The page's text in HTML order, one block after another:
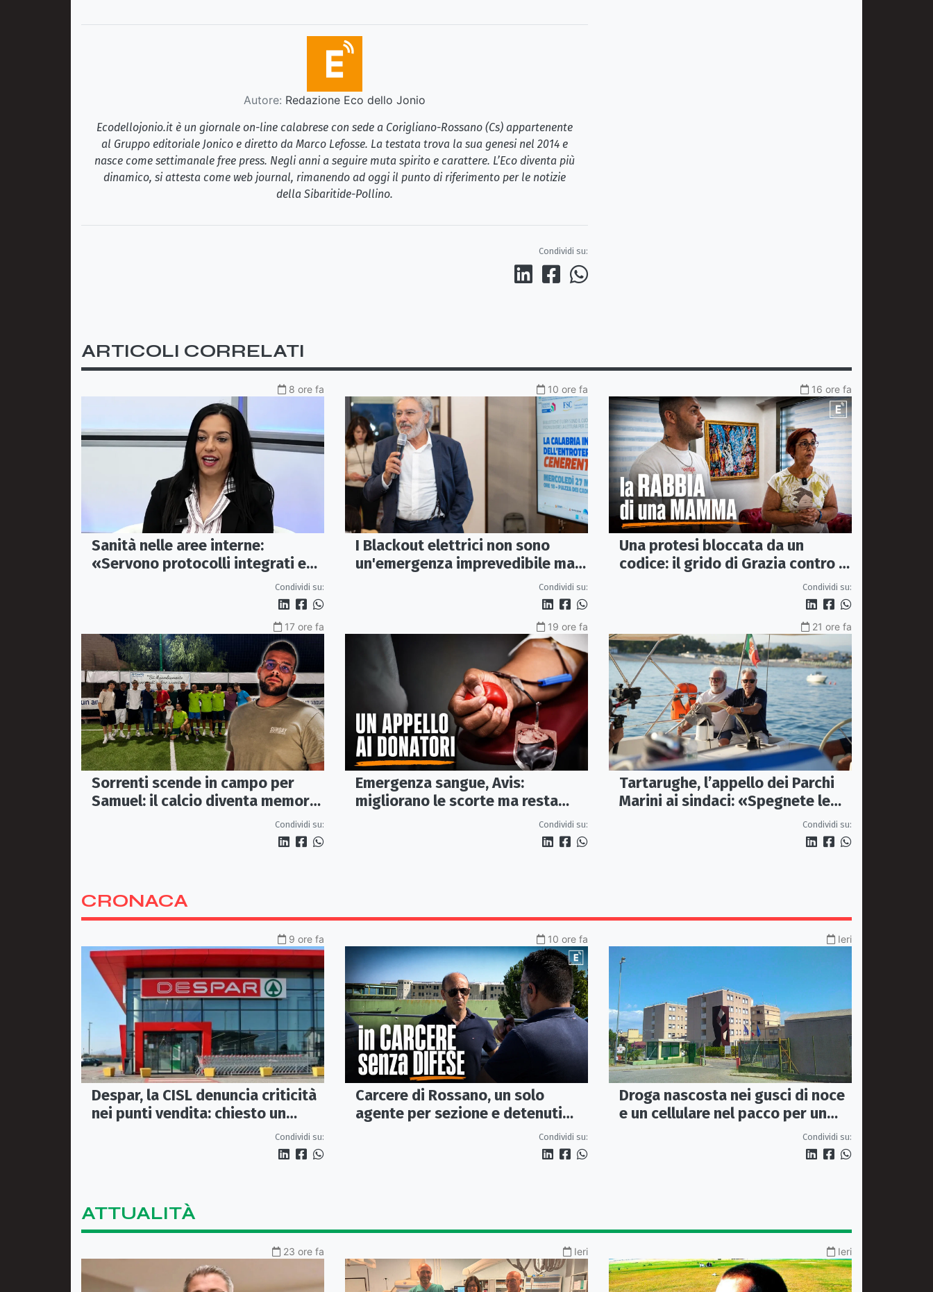
Autore: Redazione Eco dello Jonio
Ecodellojonio.it è un giornale on-line calabrese con sede a Corigliano-Rossano (Cs) appartenente
al Gruppo editoriale Jonico e diretto da Marco Lefosse. La testata trova la sua genesi nel 2014 e
nasce come settimanale free press. Negli anni a seguire muta spirito e carattere. L’Eco diventa più
dinamico, si attesta come web journal, rimanendo ad oggi il punto di riferimento per le notizie
della Sibaritide-Pollino.
Condividi su:
ARTICOLI CORRELATI
8 ore fa
Sanità nelle aree interne:
«Servono protocolli integrati e
mezzi dedicati per garantireCondividi su:
10 ore fa
I Blackout elettrici non sono
un'emergenza imprevedibile ma
Condividi su:
16 ore fa
Una protesi bloccata da un
codice: il grido di Grazia contro la
Condividi su:
17 ore fa
Sorrenti scende in campo per
Samuel: il calcio diventa memoria
Condividi su:
19 ore fa
Emergenza sangue, Avis:
migliorano le scorte ma resta
alta l'attenzione sul gruppo A Rh+
Condividi su:
21 ore fa
Tartarughe, l’appello dei Parchi
Marini ai sindaci: «Spegnete le
Condividi su:
CRONACA
9 ore fa
Despar, la CISL denuncia criticità
nei punti vendita: chiesto un
Condividi su:
10 ore fa
Carcere di Rossano, un solo
agente per sezione e detenuti
psichiatrici senza cure: «La
sicurezza è venuta meno» |
Condividi su:
Ieri
Droga nascosta nei gusci di noce
e un cellulare nel pacco per un
detenuto: sequestro nel carcere
Condividi su:
ATTUALITÀ
23 ore fa Ieri Ieri